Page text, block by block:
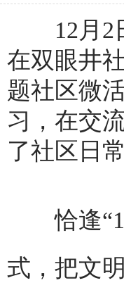
12月2日
在双眼井
题社区微
习，在交
了社区日常
恰逢
式，把文